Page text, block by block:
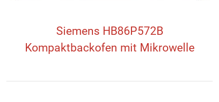
Siemens HB86P572B
Kompaktbackofen mit Mikrowelle